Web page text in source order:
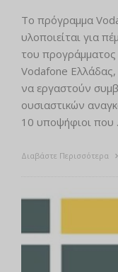
Το πρόγραμμα
υλοποιείται για
του προγράμματος
Vodafone Ελλάδας,
να εργαστούν
ουσιαστικών
10 υποψήφιοι που
Διαβάστε Περισσότερα